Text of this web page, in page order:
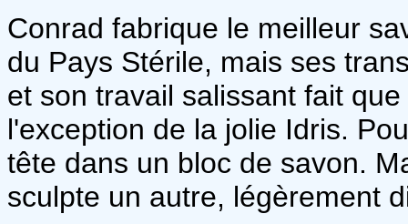
Conrad fabrique le meilleur
du Pays Stérile, mais ses
et son travail salissant fait
l'exception de la jolie Idris.
tête dans un bloc de savon.
sculpte un autre, légèrement